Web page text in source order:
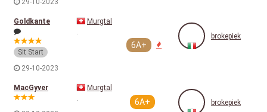
29-10-2023
Goldkante
Sit Start
29-10-2023
Murgtal
.
6A+
brokepiek
MacGyver Murgtal
. 6A+ brokepiek